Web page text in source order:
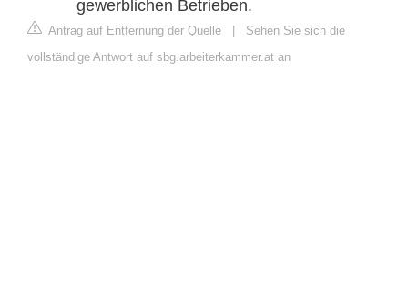
gewerblichen Betrieben.
Antrag auf Entfernung der Quelle | Sehen Sie sich die
vollständige Antwort auf sbg.arbeiterkammer.at an